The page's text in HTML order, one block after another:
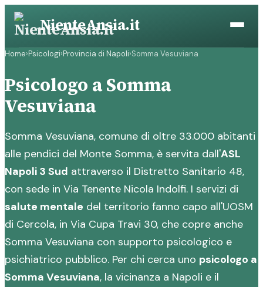
Vai
contenuto
NienteAnsia.it
Home›Psicologi›Provincia di Napoli›Somma Vesuviana
Psicologo a Somma
Vesuviana
Somma Vesuviana, comune di oltre 33.000 abitanti
alle pendici del Monte Somma, è servita dall'ASL
Napoli 3 Sud attraverso il Distretto Sanitario 48,
con sede in Via Tenente Nicola Indolfi. I servizi di
salute mentale del territorio fanno capo all'UOSM
di Cercola, in Via Cupa Travi 30, che copre anche
Somma Vesuviana con supporto psicologico e
psichiatrico pubblico. Per chi cerca uno psicologo a
Somma Vesuviana, la vicinanza a Napoli e il